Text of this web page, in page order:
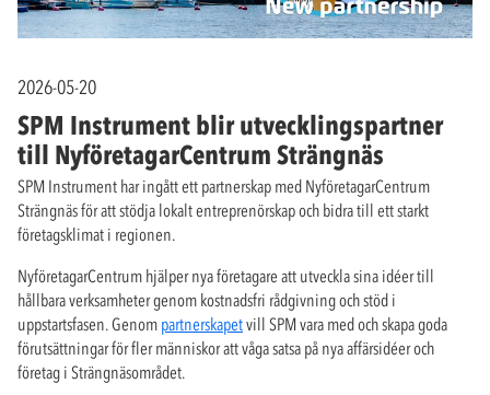
2026-05-20
SPM Instrument blir utvecklingspartner
till NyföretagarCentrum Strängnäs
SPM Instrument har ingått ett partnerskap med NyföretagarCentrum
Strängnäs för att stödja lokalt entreprenörskap och bidra till ett starkt
företagsklimat i regionen.
NyföretagarCentrum hjälper nya företagare att utveckla sina idéer till
hållbara verksamheter genom kostnadsfri rådgivning och stöd i
uppstartsfasen. Genom partnerskapetvill SPM vara med och skapa goda
förutsättningar för fler människor att våga satsa på nya affärsidéer och
företag i Strängnäsområdet.